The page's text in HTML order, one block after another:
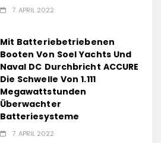
7. APRIL 2022
Mit Batteriebetriebenen
Booten Von Soel Yachts Und
Naval DC Durchbricht ACCURE
Die Schwelle Von 1.111
Megawattstunden
Überwachter
Batteriesysteme
7. APRIL 2022